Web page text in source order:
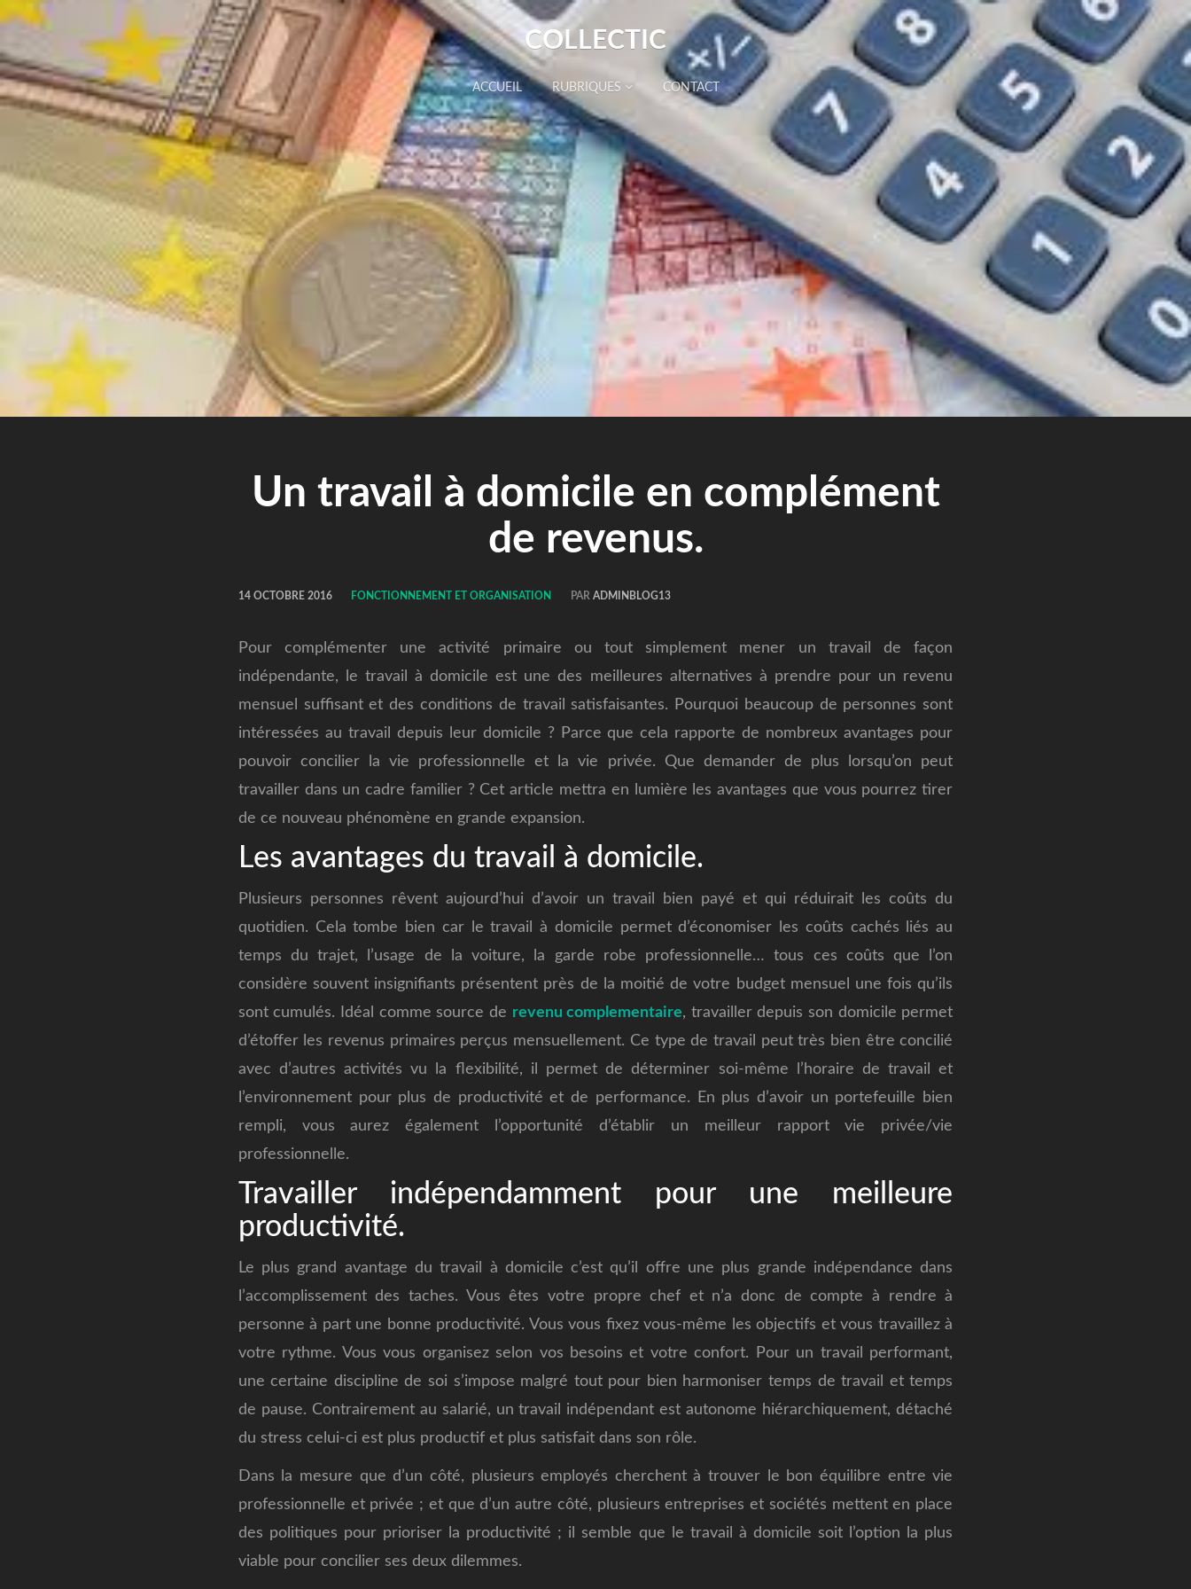
COLLECTIC
ACCUEIL RUBRIQUES CONTACT
Un travail à domicile en complément
de revenus.
14 OCTOBRE 2016 FONCTIONNEMENT ET ORGANISATION PAR ADMINBLOG13
Pour complémenter une activité primaire ou tout simplement mener un travail de façon
indépendante, le travail à domicile est une des meilleures alternatives à prendre pour un revenu
mensuel suffisant et des conditions de travail satisfaisantes.
Pourquoi beaucoup de personnes sont
intéressées au travail depuis leur domicile ? Parce que cela rapporte de nombreux avantages pour
pouvoir concilier la vie professionnelle et la vie privée. Que demander de plus lorsqu’on peut
travailler dans un cadre familier ? Cet article mettra en lumière les avantages que vous pourrez tirer
de ce nouveau phénomène en grande expansion.
Les avantages du travail à domicile.
Plusieurs personnes rêvent aujourd’hui d’avoir un travail bien payé et qui réduirait les coûts du
quotidien. Cela tombe bien car le travail à domicile permet d’économiser les coûts cachés liés au
temps du trajet, l’usage de la voiture, la garde robe professionnelle… tous ces coûts que l’on
considère souvent insignifiants présentent près de la moitié de votre budget mensuel une fois qu’ils
sont cumulés. Idéal comme source de revenu complementaire, travailler depuis son domicile permet
d’étoffer les revenus primaires perçus mensuellement. Ce type de travail peut très bien être concilié
avec d’autres activités vu la flexibilité, il permet de déterminer soi-même l’horaire de travail et
l’environnement pour plus de productivité et de performance. En plus d’avoir un portefeuille bien
rempli, vous aurez également l’opportunité d’établir un meilleur rapport vie privée/vie
professionnelle.
Travailler indépendamment pour une meilleure
productivité.
Le plus grand avantage du travail à domicile c’est qu’il offre une plus grande indépendance dans
l’accomplissement des taches. Vous êtes votre propre chef et n’a donc de compte à rendre à
personne à part une bonne productivité. Vous vous fixez vous-même les objectifs et vous travaillez à
votre rythme. Vous vous organisez selon vos besoins et votre confort. Pour un travail performant,
une certaine discipline de soi s’impose malgré tout pour bien harmoniser temps de travail et temps
de pause. Contrairement au salarié, un travail indépendant est autonome hiérarchiquement, détaché
du stress celui-ci est plus productif et plus satisfait dans son rôle.
Dans la mesure que d’un côté, plusieurs employés cherchent à trouver le bon équilibre entre vie
professionnelle et privée ; et que d’un autre côté, plusieurs entreprises et sociétés mettent en place
des politiques pour prioriser la productivité ; il semble que le travail à domicile soit l’option la plus
viable pour concilier ses deux dilemmes.